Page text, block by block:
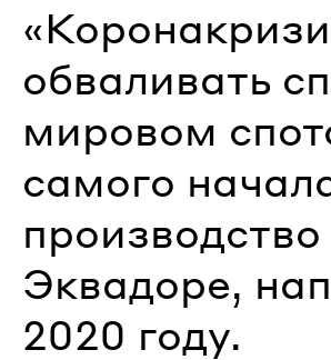
обваливать
мировом
самого
Эквадоре,
2020 году.